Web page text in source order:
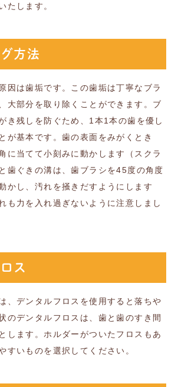
たします。
方法
因は歯垢です。この歯垢は丁寧なブラ
大部分を取り除くことができます。ブ
き残しを防ぐため、1本1本の歯を優し
が基本です。歯の表面をみがくとき
に当てて小刻みに動かします（スクラ
歯ぐきの溝は、歯ブラシを45度の角度
かし、汚れを掻きだすようにします
も力を入れ過ぎないように注意しまし
ス
、デンタルフロスを使用すると落ちや
のデンタルフロスは、歯と歯のすき間
します。ホルダーがついたフロスもあ
すいものを選択してください。